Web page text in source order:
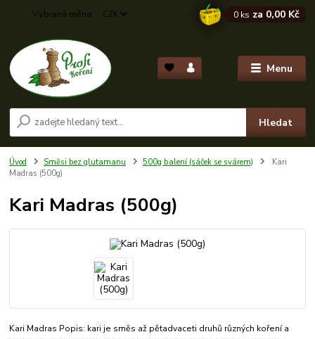
Menu
CZK
Hledat
0 ks za 0,00 Kč
Úvod Směsi bez glutamanu 500g balení (sáček se svárem)
Kari
Madras (500g)
Kari Madras (500g)
Kari Madras Popis: kari je směs až pětadvaceti druhů různých koření a